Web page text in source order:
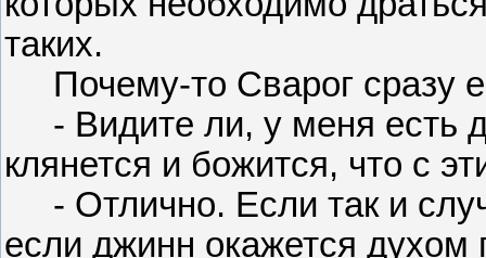
таких.
Почему-то Сварог сразу
- Видите ли, у меня есть
клянется и божится, что с
- Отлично. Если так и
если джинн окажется духом